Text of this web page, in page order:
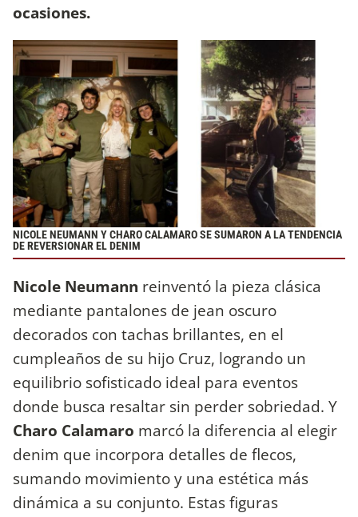
ocasiones.
NICOLE NEUMANN Y CHARO CALAMARO SE SUMARON A LA TENDENCIA
DE REVERSIONAR EL DENIM
Nicole Neumann reinventó la pieza clásica
mediante pantalones de jean oscuro
decorados con tachas brillantes, en el
cumpleaños de su hijo Cruz, logrando un
equilibrio sofisticado ideal para eventos
donde busca resaltar sin perder sobriedad. Y
Charo Calamaro marcó la diferencia al elegir
denim que incorpora detalles de flecos,
sumando movimiento y una estética más
dinámica a su conjunto. Estas figuras